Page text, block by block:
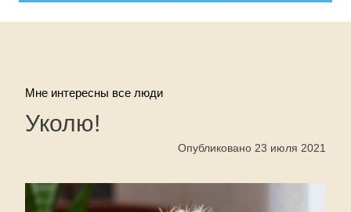
Мне интересны все люди
Уколю!
Опубликовано 23 июля 2021